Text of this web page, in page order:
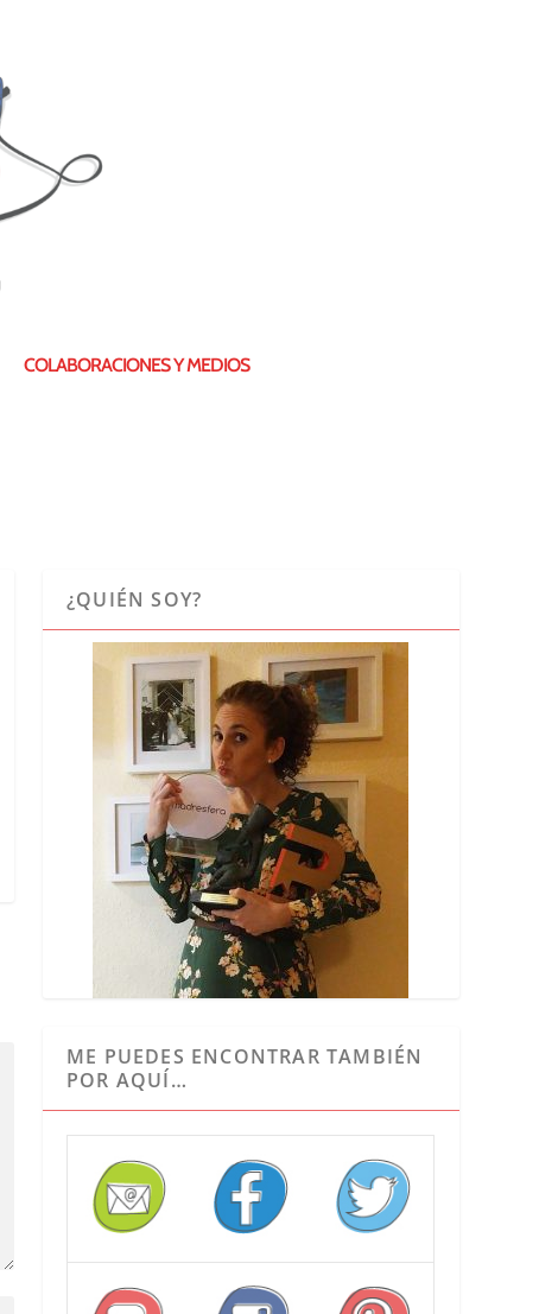
COLABORACIONES Y MEDIOS
¿QUIÉN SOY?
ME PUEDES ENCONTRAR TAMBIÉN
POR AQUÍ…